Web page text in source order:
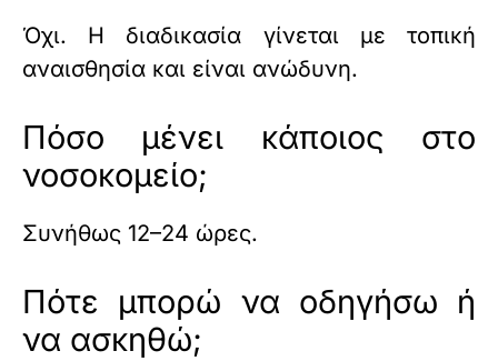
Όχι. Η διαδικασία γίνεται με τοπική
αναισθησία και είναι ανώδυνη.
Πόσο μένει κάποιος στο
νοσοκομείο;
Συνήθως 12–24 ώρες.
Πότε μπορώ να οδηγήσω ή
να ασκηθώ;